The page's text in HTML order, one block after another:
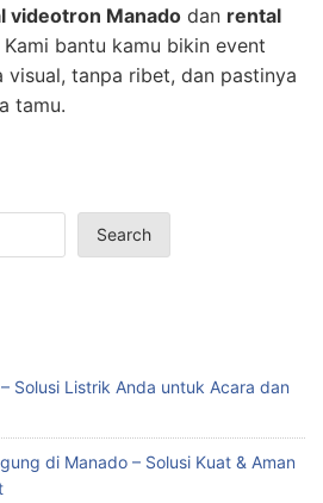
videotron Manado dan rental
Kami bantu kamu bikin event
tanpa ribet, dan pastinya
tamu.
Search
Solusi Listrik Anda untuk Acara dan
di Manado – Solusi Kuat & Aman